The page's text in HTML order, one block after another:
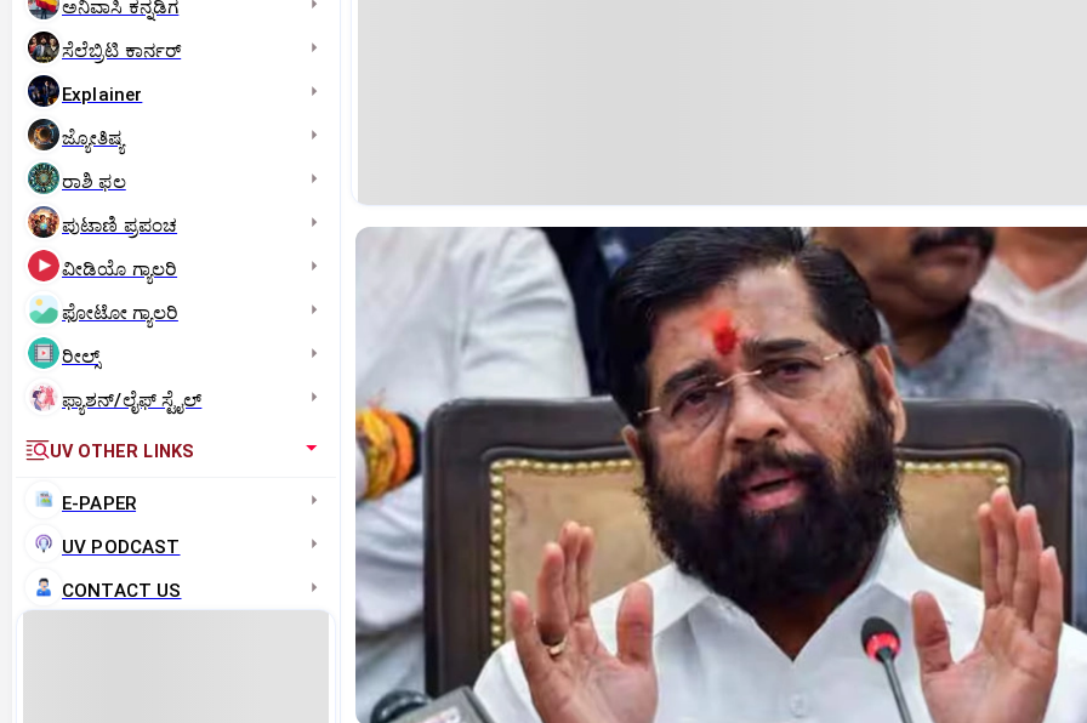
ಅನಿವಾಸಿ ಕನ್ನಡಿಗ
ಸೆಲೆಬ್ರಿಟಿ ಕಾರ್ನರ್‌
Explainer
ಜ್ಯೋತಿಷ್ಯ
ರಾಶಿ ಫಲ
ಪುಟಾಣಿ ಪ್ರಪಂಚ
ವೀಡಿಯೊ ಗ್ಯಾಲರಿ
ಫೋಟೋ ಗ್ಯಾಲರಿ
ರೀಲ್ಸ್
ಫ್ಯಾಶನ್/ಲೈಫ್‌ ಸ್ಟೈಲ್
UV OTHER LINKS
E-PAPER
UV PODCAST
CONTACT US